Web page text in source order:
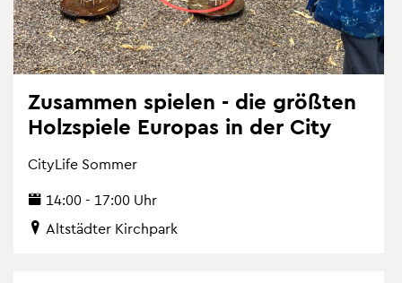
Zu­sam­men spie­len - die grö­ß­ten
Holz­spie­le Eu­ro­pas in der City
Ci­ty­Li­fe Som­mer
14:00 - 17:00 Uhr
Alt­städ­ter Kirch­park